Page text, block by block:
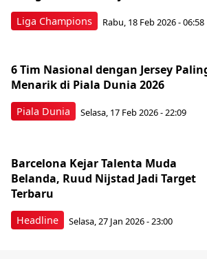
Liga Champions Rabu, 18 Feb 2026 - 06:58
Piala Dunia
6 Tim Nasional dengan Jersey
Menarik di Piala Dunia 2026
Selasa, 17 Feb 2026 - 22:09
Headline
Barcelona Kejar Talenta Muda
Belanda, Ruud Nijstad Jadi Target
Terbaru
Selasa, 27 Jan 2026 - 23:00